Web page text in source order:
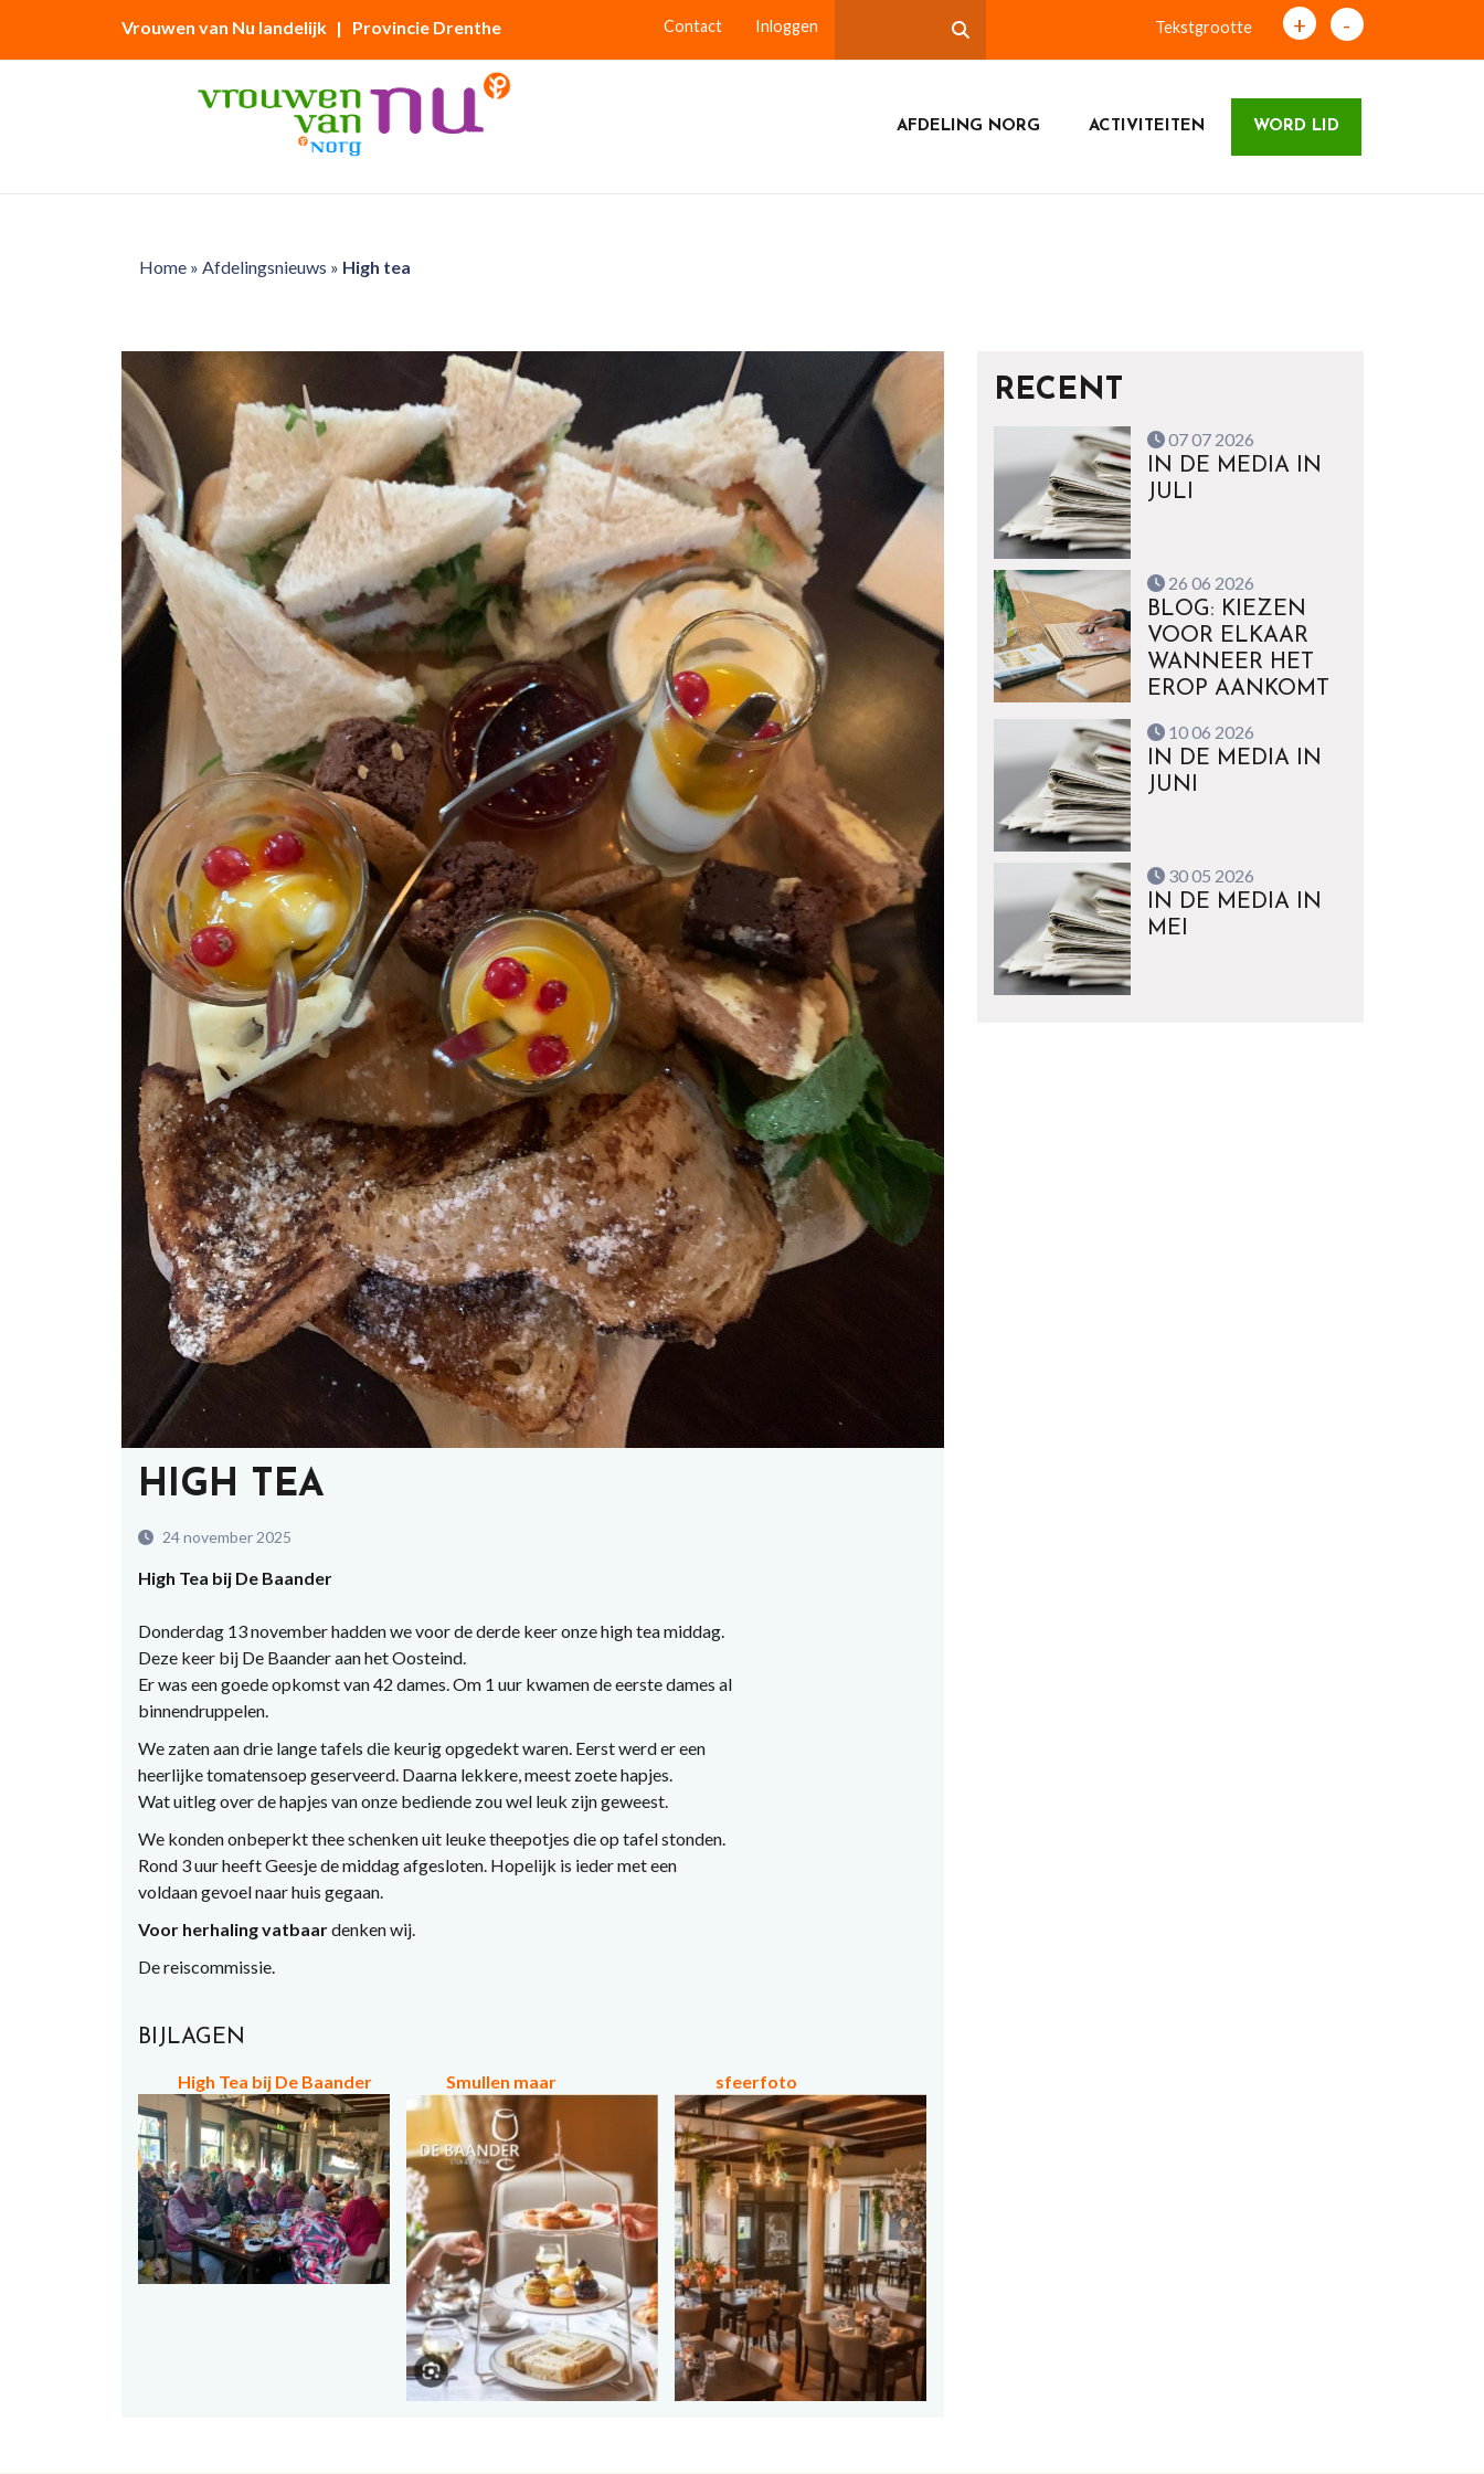
Vrouwen van Nu landelijk | Provincie Drenthe Contact Inloggen Tekstgrootte + -
AFDELING NORG ACTIVITEITEN WORD LID
Home» Afdelingsnieuws » High tea
HIGH TEA
24 november 2025
High Tea bij De Baander
Donderdag 13 november hadden we voor de derde keer onze high tea middag.
Deze keer bij De Baander aan het Oosteind.
Er was een goede opkomst van 42 dames. Om 1 uur kwamen de eerste dames al
binnendruppelen.
We zaten aan drie lange tafels die keurig opgedekt waren. Eerst werd er een
heerlijke tomatensoep geserveerd. Daarna lekkere, meest zoete hapjes.
Wat uitleg over de hapjes van onze bediende zou wel leuk zijn geweest.
We konden onbeperkt thee schenken uit leuke theepotjes die op tafel stonden.
Rond 3 uur heeft Geesje de middag afgesloten. Hopelijk is ieder met een
voldaan gevoel naar huis gegaan.
Voor herhaling vatbaardenken wij.
De reiscommissie.
BIJLAGEN
High Tea bij De Baander Smullen maar sfeerfoto
RECENT
07 07 2026
IN DE MEDIA IN
JULI
26 06 2026
BLOG: KIEZEN
VOOR ELKAAR
WANNEER HET
EROP AANKOMT
10 06 2026
IN DE MEDIA IN
JUNI
30 05 2026
IN DE MEDIA IN
MEI